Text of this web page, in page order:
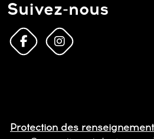
Suivez-nous
Protection des